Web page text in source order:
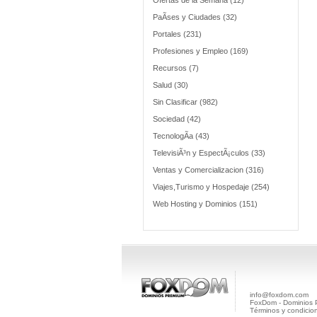
PaÃ­ses y Ciudades (32)
Portales (231)
Profesiones y Empleo (169)
Recursos (7)
Salud (30)
Sin Clasificar (982)
Sociedad (42)
TecnologÃ­a (43)
TelevisiÃ³n y EspectÃ¡culos (33)
Ventas y Comercializacion (316)
Viajes,Turismo y Hospedaje (254)
Web Hosting y Dominios (151)
info@foxdom.com
FoxDom - Dominios
Términos y